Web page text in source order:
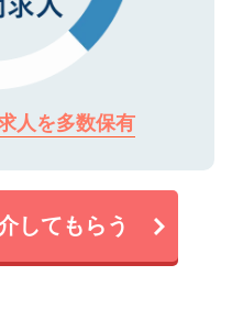
人を多数保有
してもらう